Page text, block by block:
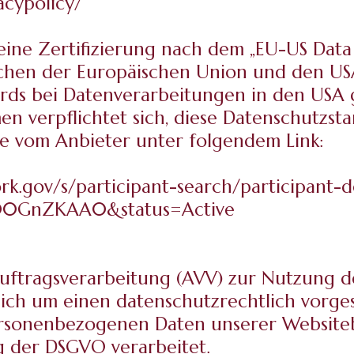
Zertifizierung nach dem „EU-US Data
der Europäischen Union und den
bei Datenverarbeitungen in den USA
verpflichtet sich, diese
vom Anbieter unter folgendem Link:
s/participant-search/participant-
(AVV) zur Nutzung
um einen datenschutzrechtlich
Daten unserer
DSGVO verarbeitet.